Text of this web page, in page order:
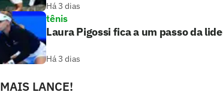
Há 3 dias
tênis
Laura Pigossi fica a um passo da
Há 3 dias
MAIS LANCE!